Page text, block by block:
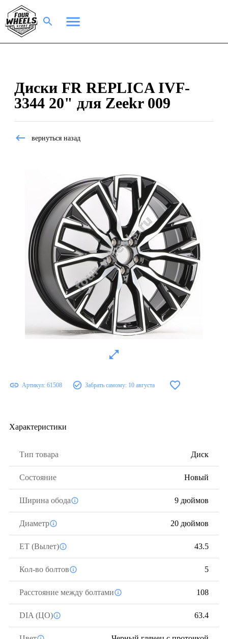
Диски FR REPLICA IVF-
3344 20" для Zeekr 009
вернуться назад
Артикул: 61508 Забрать самому: 10 августа
Характеристики
Тип товара Диск
Состояние Новый
Ширина обода 9 дюймов
Диаметр 20 дюймов
ЕТ (Вылет) 43.5
Кол-во болтов 5
Расстояние между болтами 108
DIA (ЦО) 63.4